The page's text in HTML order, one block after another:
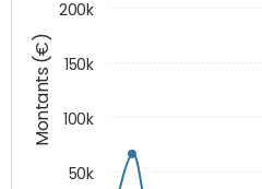
Montants (€)
50k
100k
150k
200k